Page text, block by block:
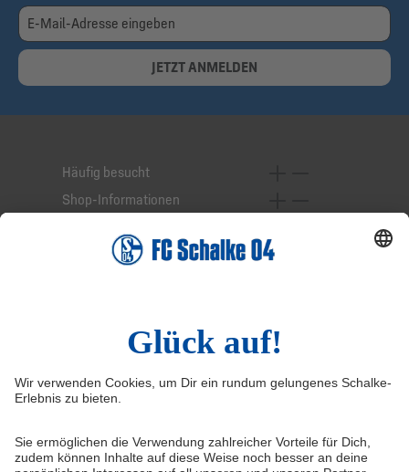
JETZT ANMELDEN
Häufig besucht
Shop-Informationen
Service-Hotline
Widerruf Vertrag widerrufen
AGB
Cookie-Einstellungen
Datenschutzerklärung Impressum